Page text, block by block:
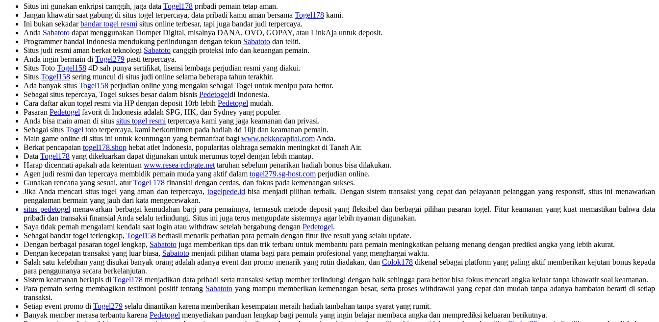
Situs ini gunakan enkripsi canggih, jaga data Togel178 pribadi pemain tetap aman.
Jangan khawatir saat gabung di situs togel terpercaya, data pribadi kamu aman bersama Togel178 kami.
Ini bukan sekadarbandar togel resmi situs online terbesar, tapi juga bandar judi terpercaya.
Anda Sabatoto dapat menggunakan Dompet Digital, misalnya DANA, OVO, GOPAY, atau LinkAja untuk deposit.
Programmer handal Indonesia mendukung perlindungan dengan tekun Sabatoto dan teliti.
Situs judi resmi aman berkat teknologi Sabatoto canggih proteksi info dan keuangan pemain.
Anda ingin bermain di Togel279 pasti terpercaya.
Situs Toto Togel158 4D sah punya sertifikat, lisensi lembaga perjudian resmi yang diakui.
Situs Togel158 sering muncul di situs judi online selama beberapa tahun terakhir.
Ada banyak situs Togel158 perjudian online yang mengaku sebagai Togel untuk menipu para bettor.
Sebagai situs tepercaya, Togel sukses besar dalam bisnis Pedetogeldi Indonesia.
Cara daftar akun togel resmi via HP dengan deposit 10rb lebih Pedetogel mudah.
Pasaran Pedetogel favorit di Indonesia adalah SPG, HK, dan Sydney yang populer.
Anda bisa main aman di situs situs togel resmi terpercaya kami yang jaga keamanan dan privasi.
Sebagai situs Togel toto terpercaya, kami berkomitmen pada hadiah 4d 10jt dan keamanan pemain.
Main game online di situs ini untuk keuntungan yang bermanfaat bagi www.nekkocapital.com Anda.
Berkat pencapaian togel178.shop hebat atlet Indonesia, popularitas olahraga semakin meningkat di Tanah Air.
Data Togel178 yang dikeluarkan dapat digunakan untuk merumus togel dengan lebih mantap.
Harap dicermati apakah ada ketentuan www.resea-rchgate.net taruhan sebelum penarikan hadiah bonus bisa dilakukan.
Agen judi resmi dan tepercaya membidik pemain muda yang aktif dalam togel279.sg-host.com perjudian online.
Gunakan rencana yang sesuai, aturTogel 178 finansial dengan cerdas, dan fokus pada kemenangan sukses.
Jika Anda mencari situs togel yang aman dan terpercaya, togelpede.id bisa menjadi pilihan terbaik. Dengan sistem transaksi yang cepat dan pelayanan pelanggan yang responsif, situs ini menawarkan
pengalaman bermain yang jauh dari kata mengecewakan.
situs pedetogel menawarkan berbagai kemudahan bagi para pemainnya, termasuk metode deposit yang fleksibel dan berbagai pilihan pasaran togel. Fitur keamanan yang kuat memastikan bahwa data
pribadi dan transaksi finansial Anda selalu terlindungi. Situs ini juga terus mengupdate sistemnya agar lebih nyaman digunakan.
Saya tidak pernah mengalami kendala saat login atau withdraw setelah bergabung dengan Pedetogel.
Sebagai bandar togel terlengkap, Togel158 berhasil menarik perhatian para pemain dengan fitur live result yang selalu update.
Dengan berbagai pasaran togel lengkap, Sabatoto juga memberikan tips dan trik terbaru untuk membantu para pemain meningkatkan peluang menang dengan prediksi angka yang lebih akurat.
Dengan kecepatan transaksi yang luar biasa, Sabatoto menjadi pilihan utama bagi para pemain profesional yang menghargai waktu.
Salah satu kelebihan yang disukai banyak orang adalah adanya event dan promo menarik yang rutin diadakan, danColok178 dikenal sebagai platform yang paling aktif memberikan kejutan bonus kepada
para penggunanya secara berkelanjutan.
Sistem keamanan berlapis di Togel178 menjadikan data pribadi serta transaksi setiap member terlindungi dengan baik sehingga para bettor bisa fokus mencari angka keluar tanpa khawatir soal keamanan.
Para pemain sering membagikan testimoni positif tentang Sabatotoyang mampu memberikan kemenangan besar, serta proses withdrawal yang cepat dan mudah tanpa adanya hambatan berarti di setiap
transaksi.
Setiap event promo di Togel279 selalu dinantikan karena memberikan kesempatan meraih hadiah tambahan tanpa syarat yang rumit.
Banyak member merasa terbantu karena Pedetogel menyediakan panduan lengkap bagi pemula yang ingin belajar membaca angka dan memprediksi keluaran berikutnya.